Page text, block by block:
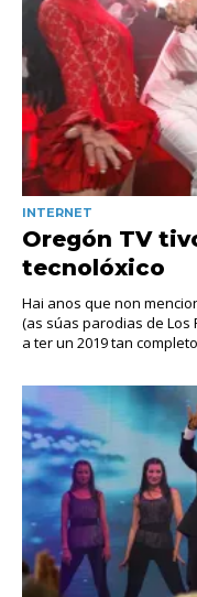
INTERNET
Oregón TV
tecnolóxico
Hai anos que non
(as súas parodias de Los
a ter un 2019 tan